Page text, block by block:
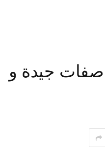
دولار | مواصفات جيدة و